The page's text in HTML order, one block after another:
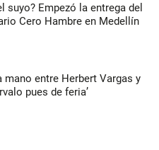
suyo? Empezó la entrega del
Cero Hambre en Medellín
mano entre Herbert Vargas y
pues de feria’